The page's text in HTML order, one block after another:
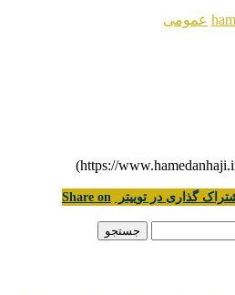
عمومی
گذاری در توییتر
Share on